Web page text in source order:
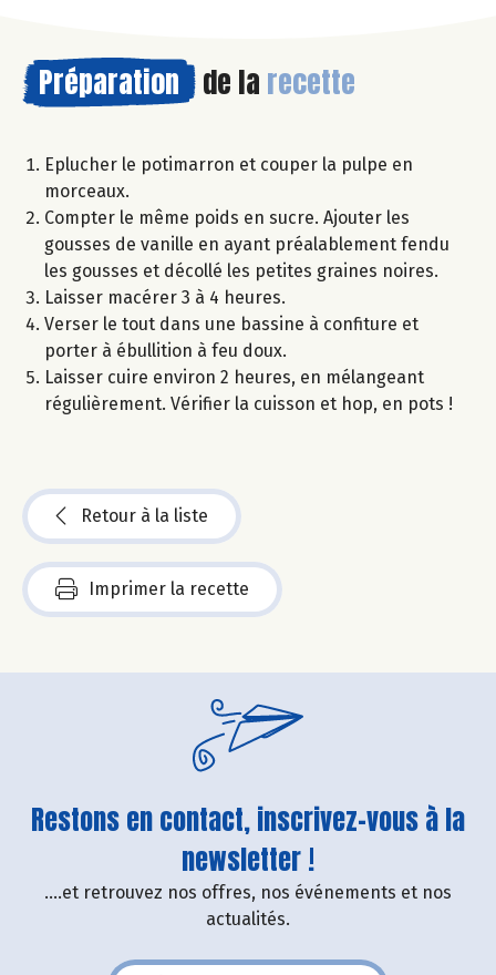
Préparation de la recette
Eplucher le potimarron et couper la pulpe en
morceaux.
Compter le même poids en sucre. Ajouter les
gousses de vanille en ayant préalablement fendu
les gousses et décollé les petites graines noires.
Laisser macérer 3 à 4 heures.
Verser le tout dans une bassine à confiture et
porter à ébullition à feu doux.
Laisser cuire environ 2 heures, en mélangeant
régulièrement. Vérifier la cuisson et hop, en pots !
Retour à la liste
Imprimer la recette
Restons en contact, inscrivez-vous à la
newsletter !
....et retrouvez nos offres, nos événements et nos
actualités.